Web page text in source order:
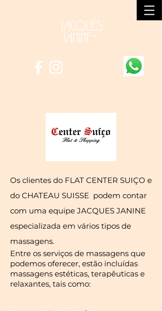
Os clientes do FLAT CENTER SUIÇO e
do CHATEAU SUISSE podem contar
com uma equipe JACQUES JANINE
especializada em vários tipos de
massagens.
​​Entre os serviços de massagens que
podemos oferecer, estão incluídas
massagens estéticas, terapêuticas e
relaxantes, tais como: